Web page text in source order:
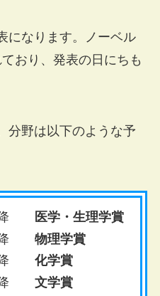
になります。ノーベル
おり、発表の日にちも
分野は以下のような予
降
医学・生理学賞
降 物理学賞
降 化学賞
降 文学賞